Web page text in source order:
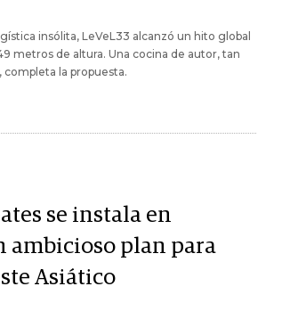
insólita, LeVeL33 alcanzó un hito global
metros de altura. Una cocina de autor, tan
completa la propuesta.
se instala en
ambicioso plan para
Asiático